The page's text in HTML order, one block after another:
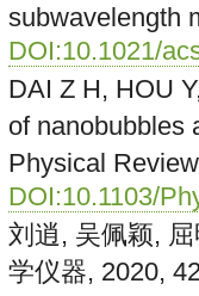
subwavelength
DOI:10.1021/
DAI Z H, HOU
of nanobubbles
Physical
DOI:10.1103/
刘逍, 吴佩颖,
学仪器, 2020,